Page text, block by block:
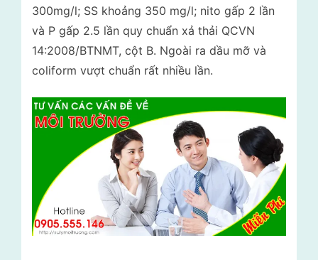
300mg/l; SS khoảng 350 mg/l; nito gấp 2 lần
và P gấp 2.5 lần quy chuẩn xả thải QCVN
14:2008/BTNMT, cột B. Ngoài ra dầu mỡ và
coliform vượt chuẩn rất nhiều lần.